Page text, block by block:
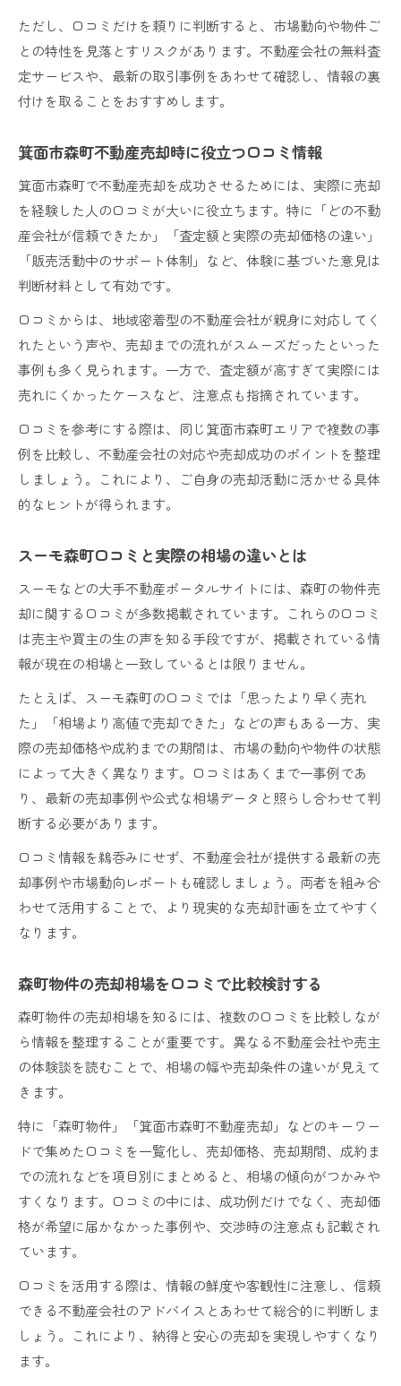
ただし、口コミだけを頼りに判断すると、市場動向や物件ご
との特性を見落とすリスクがあります。不動産会社の無料査
定サービスや、最新の取引事例をあわせて確認し、情報の裏
付けを取ることをおすすめします。
箕面市森町不動産売却時に役立つ口コミ情報
箕面市森町で不動産売却を成功させるためには、実際に売却
を経験した人の口コミが大いに役立ちます。特に「どの不動
産会社が信頼できたか」「査定額と実際の売却価格の違い」
「販売活動中のサポート体制」など、体験に基づいた意見は
判断材料として有効です。
口コミからは、地域密着型の不動産会社が親身に対応してく
れたという声や、売却までの流れがスムーズだったといった
事例も多く見られます。一方で、査定額が高すぎて実際には
売れにくかったケースなど、注意点も指摘されています。
口コミを参考にする際は、同じ箕面市森町エリアで複数の事
例を比較し、不動産会社の対応や売却成功のポイントを整理
しましょう。これにより、ご自身の売却活動に活かせる具体
的なヒントが得られます。
スーモ森町口コミと実際の相場の違いとは
スーモなどの大手不動産ポータルサイトには、森町の物件売
却に関する口コミが多数掲載されています。これらの口コミ
は売主や買主の生の声を知る手段ですが、掲載されている情
報が現在の相場と一致しているとは限りません。
たとえば、スーモ森町の口コミでは「思ったより早く売れ
た」「相場より高値で売却できた」などの声もある一方、実
際の売却価格や成約までの期間は、市場の動向や物件の状態
によって大きく異なります。口コミはあくまで一事例であ
り、最新の売却事例や公式な相場データと照らし合わせて判
断する必要があります。
口コミ情報を鵜呑みにせず、不動産会社が提供する最新の売
却事例や市場動向レポートも確認しましょう。両者を組み合
わせて活用することで、より現実的な売却計画を立てやすく
なります。
森町物件の売却相場を口コミで比較検討する
森町物件の売却相場を知るには、複数の口コミを比較しなが
ら情報を整理することが重要です。異なる不動産会社や売主
の体験談を読むことで、相場の幅や売却条件の違いが見えて
きます。
特に「森町物件」「箕面市森町不動産売却」などのキーワー
ドで集めた口コミを一覧化し、売却価格、売却期間、成約ま
での流れなどを項目別にまとめると、相場の傾向がつかみや
すくなります。口コミの中には、成功例だけでなく、売却価
格が希望に届かなかった事例や、交渉時の注意点も記載され
ています。
口コミを活用する際は、情報の鮮度や客観性に注意し、信頼
できる不動産会社のアドバイスとあわせて総合的に判断しま
しょう。これにより、納得と安心の売却を実現しやすくなり
ます。